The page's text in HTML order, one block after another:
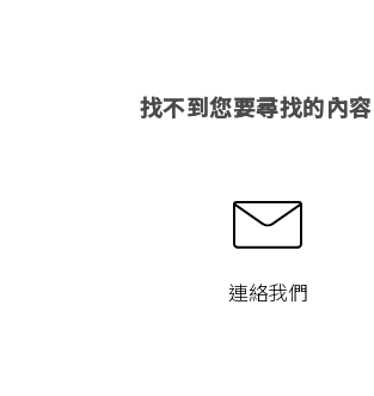
找不到您要尋找的內容
連絡我們